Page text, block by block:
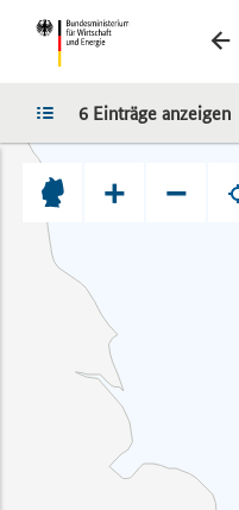
LISTE
6 Einträge anzeigen
+ −